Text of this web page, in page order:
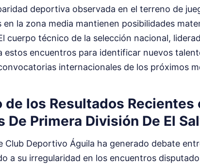
deportiva observada en el terreno de
en la zona media mantienen posibilidades
cuerpo técnico de la selección nacional,
estos encuentros para identificar nuevos
internacionales de los próximos
de los Resultados Recientes
De Primera División De El
Club Deportivo Águila ha generado debate
a su irregularidad en los encuentros